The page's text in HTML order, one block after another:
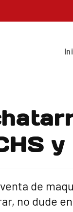
de
no dude